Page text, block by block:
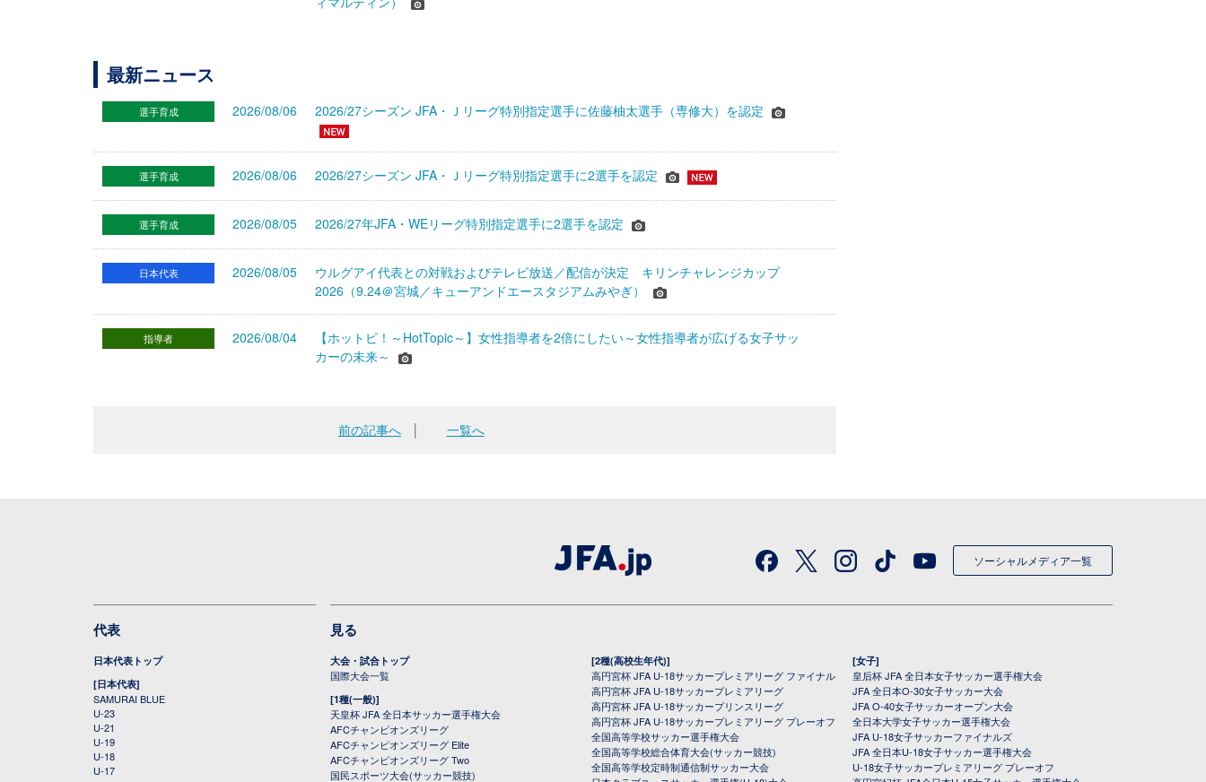
最新ニュース
選手育成 2026/08/06 2026/27シーズン JFA・Ｊリーグ特別指定選手に佐藤柚太選手（専修大）を認定
選手育成 2026/08/06 2026/27シーズン JFA・Ｊリーグ特別指定選手に2選手を認定
選手育成 2026/08/05 2026/27年JFA・WEリーグ特別指定選手に2選手を認定
日本代表 2026/08/05
ウルグアイ代表との対戦およびテレビ放送／配信が決定 キリンチャレンジカップ
2026（9.24＠宮城／キューアンドエースタジアムみやぎ）
指導者 2026/08/04
【ホットピ！～HotTopic～】女性指導者を2倍にしたい～女性指導者が広げる女子サッ
カーの未来～
前の記事へ 一覧へ
ソーシャルメディア一覧
代表
日本代表トップ
[日本代表]
SAMURAI BLUE
U-23
U-21
U-19
U-18
U-17
見る
大会・試合トップ
国際大会一覧
[1種(一般)]
天皇杯 JFA 全日本サッカー選手権大会
AFCチャンピオンズリーグ
AFCチャンピオンズリーグ Elite
AFCチャンピオンズリーグ Two
国民スポーツ大会(サッカー競技)
[2種(高校生年代)]
高円宮杯 JFA U-18サッカープレミアリーグ ファイナル
高円宮杯 JFA U-18サッカープレミアリーグ
高円宮杯 JFA U-18サッカープリンスリーグ
高円宮杯 JFA U-18サッカープレミアリーグ プレーオフ
全国高等学校サッカー選手権大会
全国高等学校総合体育大会(サッカー競技)
全国高等学校定時制通信制サッカー大会
[女子]
皇后杯 JFA 全日本女子サッカー選手権大会
JFA 全日本O-30女子サッカー大会
JFA O-40女子サッカーオープン大会
全日本大学女子サッカー選手権大会
JFA U-18女子サッカーファイナルズ
JFA 全日本U-18女子サッカー選手権大会
U-18女子サッカープレミアリーグ プレーオフ